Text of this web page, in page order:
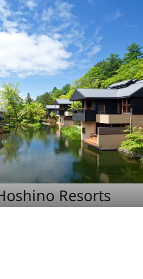
Resorts